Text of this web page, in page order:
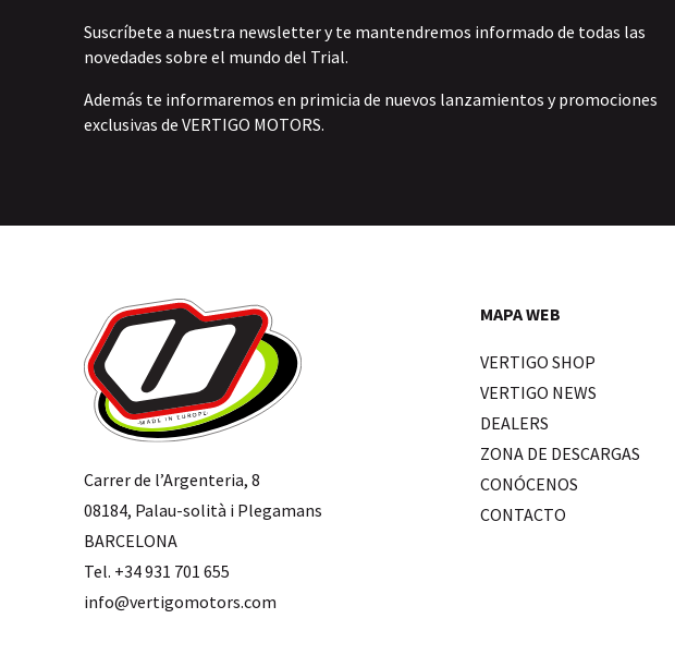
Suscríbete a nuestra newsletter y te mantendremos informado de todas las
novedades sobre el mundo del Trial.
Además te informaremos en primicia de nuevos lanzamientos y promociones
exclusivas de VERTIGO MOTORS.
Carrer de l’Argenteria, 8
08184, Palau-solità i Plegamans
BARCELONA
Tel. +34 931 701 655
info@vertigomotors.com
MAPA WEB
VERTIGO SHOP
VERTIGO NEWS
DEALERS
ZONA DE DESCARGAS
CONÓCENOS
CONTACTO